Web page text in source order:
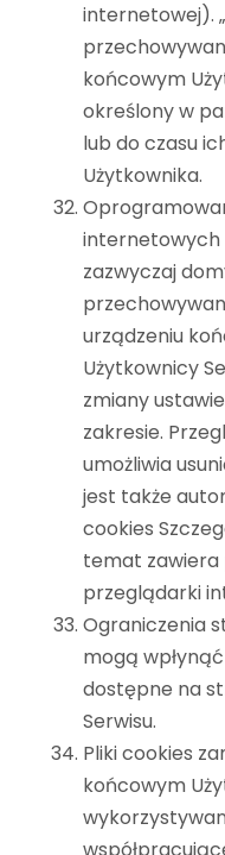
internetowej).
końcowym
określony w
lub do czasu
Użytkownika.
zazwyczaj
urządzeniu
Użytkownicy
zmiany
zakresie.
umożliwia
jest także
cookies
temat
przeglądarki
Ograniczenia
mogą
dostępne na
Serwisu.
Pliki cookies
końcowym